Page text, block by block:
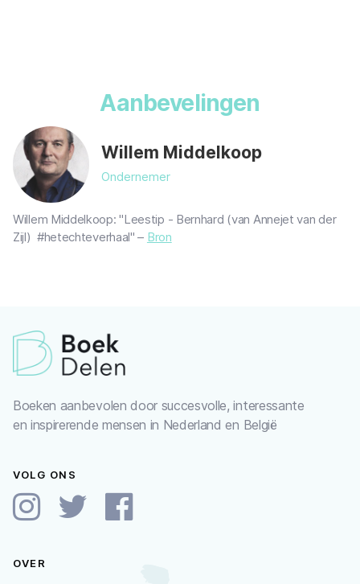
Aanbevelingen
Willem Middelkoop
Ondernemer
Willem Middelkoop: "Leestip - Bernhard (van Annejet van der
Zijl) #hetechteverhaal" – Bron
Boeken aanbevolen door succesvolle, interessante
en inspirerende mensen in Nederland en België
VOLG ONS
OVER